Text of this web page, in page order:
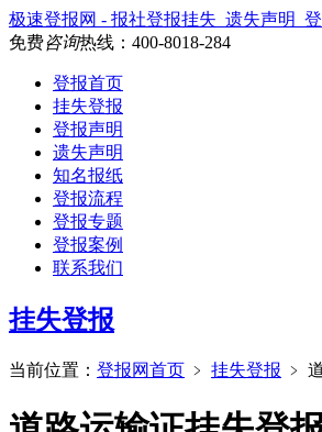
极速登报网 - 报社登报挂失_遗失声明_
免费咨询热线： 400-8018-284
登报首页
挂失登报
登报声明
遗失声明
知名报纸
登报流程
登报专题
登报案例
联系我们
挂失登报
当前位置： 登报网首页 ﹥ 挂失登报 ﹥